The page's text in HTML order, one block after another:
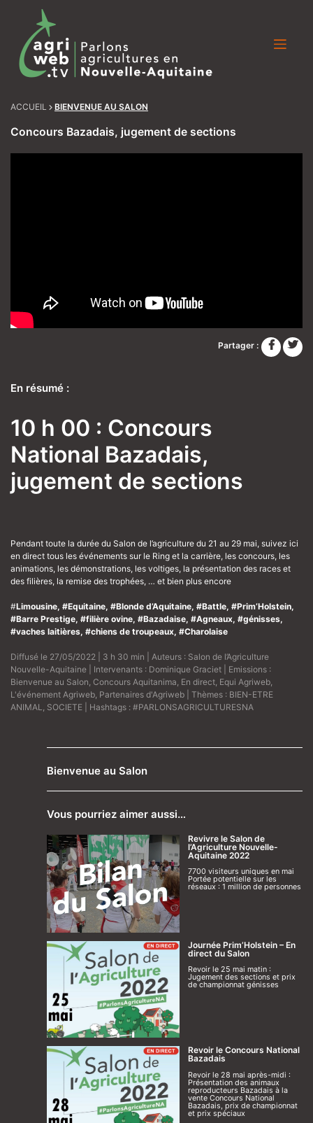
ACCUEIL BIENVENUE AU SALON
Concours Bazadais, jugement de sections
Partager :
En résumé :
10 h 00 : Concours
National Bazadais,
jugement de sections
Pendant toute la durée du Salon de l’agriculture du 21 au 29 mai, suivez ici
en direct tous les événements sur le Ring et la carrière, les concours, les
animations, les démonstrations, les voltiges, la présentation des races et
des filières, la remise des trophées, … et bien plus encore
#Limousine, #Equitaine, #Blonde d’Aquitaine, #Battle, #Prim’Holstein,
#Barre Prestige, #filière ovine, #Bazadaise, #Agneaux, #génisses,
#vaches laitières, #chiens de troupeaux, #Charolaise
Diffusé le 27/05/2022 | 3 h 30 min | Auteurs : Salon de l’Agriculture
Nouvelle-Aquitaine | Intervenants : Dominique Graciet | Emissions :
Bienvenue au Salon Concours Aquitanima En direct Equi Agriweb
L'événement Agriweb Partenaires d'Agriweb | Thèmes : BIEN-ETRE
ANIMAL
SOCIETE | Hashtags : #PARLONSAGRICULTURESNA
Bienvenue au Salon
Vous pourriez aimer aussi…
Revivre le Salon de
l’Agriculture Nouvelle-
Aquitaine 2022
7700 visiteurs uniques en mai
Portée potentielle sur les
réseaux : 1 million de personnes
Journée Prim’Holstein – En
direct du Salon
Revoir le 25 mai matin :
Jugement des sections et prix
de championnat génisses
Revoir le Concours National
Bazadais
Revoir le 28 mai après-midi :
Présentation des animaux
reproducteurs Bazadais à la
vente Concours National
Bazadais, prix de championnat
et prix spéciaux